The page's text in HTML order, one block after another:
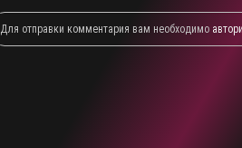
Для отправки комментария вам необходимо